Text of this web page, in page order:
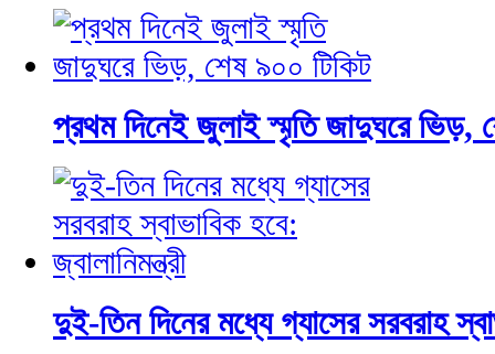
প্রথম দিনেই জুলাই স্মৃতি জাদুঘরে ভিড়,
দুই-তিন দিনের মধ্যে গ্যাসের সরবরাহ